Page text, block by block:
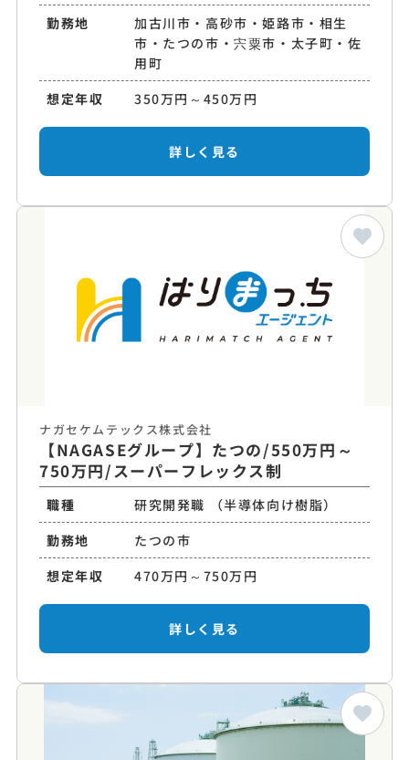
勤務地
加古川市・高砂市・姫路市・相生
市・たつの市・宍粟市・太子町・佐
用町
想定年収
350万円～450万円
詳しく見る
ナガセケムテックス株式会社
【NAGASEグループ】たつの/550万円～
750万円/スーパーフレックス制
職種
研究開発職 （半導体向け樹脂）
勤務地
たつの市
想定年収
470万円～750万円
詳しく見る